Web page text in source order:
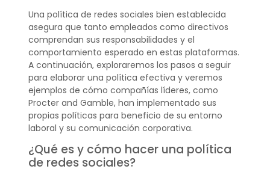
Una política de redes sociales bien establecida
asegura que tanto empleados como directivos
comprendan sus responsabilidades y el
comportamiento esperado en estas plataformas.
A continuación, exploraremos los pasos a seguir
para elaborar una política efectiva y veremos
ejemplos de cómo compañías líderes, como
Procter and Gamble, han implementado sus
propias políticas para beneficio de su entorno
laboral y su comunicación corporativa.
¿Qué es y cómo hacer una política
de redes sociales?